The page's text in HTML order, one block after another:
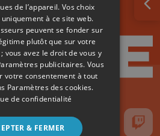
sur Instagram
Suivez-nous sur TikTokSuivez-nous sur YouTube
Suivez-nous
de l’appareil. Vos choix
uniquement à ce site web.
peuvent se fonder sur
plutôt que sur votre
vous avez le droit de vous y
publicitaires. Vous
votre consentement à tout
Paramètres des cookies.
de confidentialité
& FERMER